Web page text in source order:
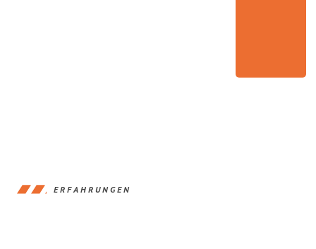
ERFAHRUNGEN